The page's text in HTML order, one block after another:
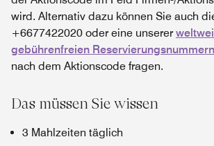
wird. Alternativ dazu können Sie auch
+6677422020 oder eine unserer
gebührenfreien Reservierungsnummern
nach dem Aktionscode fragen.
Das müssen Sie wissen
3 Mahlzeiten täglich